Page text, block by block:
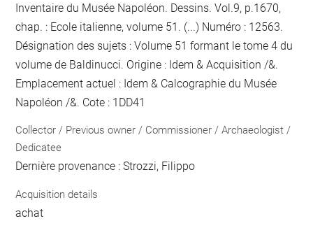
Inventaire du Musée Napoléon. Dessins. Vol.9, p.1670,
chap. : Ecole italienne, volume 51. (...) Numéro : 12563.
Désignation des sujets : Volume 51 formant le tome 4 du
volume de Baldinucci. Origine : Idem & Acquisition /&.
Emplacement actuel : Idem & Calcographie du Musée
Napoléon /&. Cote : 1DD41
Collector / Previous owner / Commissioner / Archaeologist /
Dedicatee
Dernière provenance : Strozzi, Filippo
Acquisition details
achat